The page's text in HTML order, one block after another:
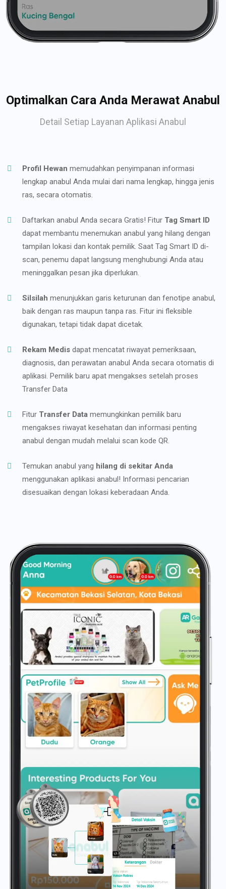
Optimalkan Cara Anda Merawat Anabul
Detail Setiap Layanan Aplikasi Anabul
Profil Hewan memudahkan penyimpanan informasi
lengkap anabul Anda mulai dari nama lengkap, hingga jenis
ras, secara otomatis.
Daftarkan anabul Anda secara Gratis! Fitur Tag Smart ID
dapat membantu menemukan anabul yang hilang dengan
tampilan lokasi dan kontak pemilik. Saat Tag Smart ID di-
scan, penemu dapat langsung menghubungi Anda atau
meninggalkan pesan jika diperlukan.
Silsilah menunjukkan garis keturunan dan fenotipe anabul,
baik dengan ras maupun tanpa ras. Fitur ini fleksible
digunakan, tetapi tidak dapat dicetak.
Rekam Medis dapat mencatat riwayat pemeriksaan,
diagnosis, dan perawatan anabul Anda secara otomatis di
aplikasi. Pemilik baru apat mengakses setelah proses
Transfer Data
Fitur Transfer Data memungkinkan pemilik baru
mengakses riwayat kesehatan dan informasi penting
anabul dengan mudah melalui scan kode QR.
Temukan anabul yang hilang di sekitar Anda
menggunakan aplikasi anabul! Informasi pencarian
disesuaikan dengan lokasi keberadaan Anda.